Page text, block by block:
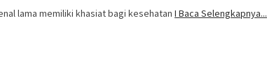
lama memiliki khasiat bagi kesehatan I Baca Selengkapnya...